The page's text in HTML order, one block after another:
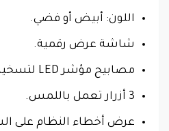
اللون: أبيض أو فضي.
شاشة عرض رقمية.
مصابيح مؤشر LED لتسخين المياه.
3 أزرار تعمل باللمس.
عرض أخطاء النظام على